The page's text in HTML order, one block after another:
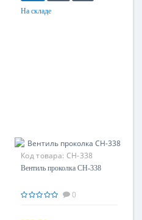
На складе
Код товара: CH-338
Вентиль проколка CH-338
0